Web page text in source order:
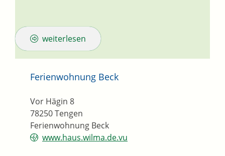
weiterlesen
Ferienwohnung Beck
Ferienwohnung Beck
Vor Hägin 8
78250Tengen
www.haus.wilma.de.vu